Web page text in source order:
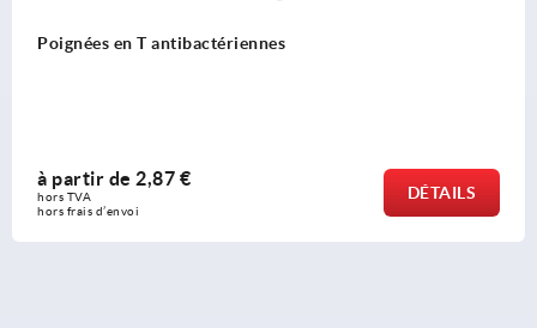
DÉTAILS
Poignées en T détectables par
6,00 €